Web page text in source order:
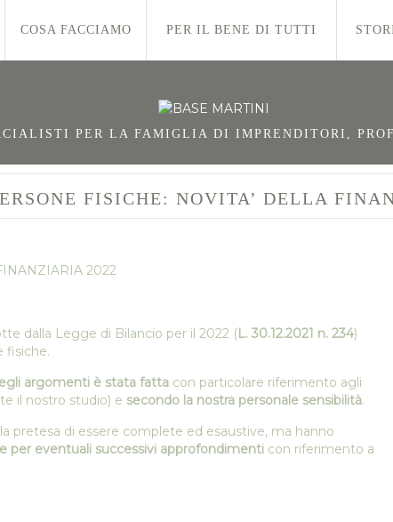
COSA FACCIAMO PER IL BENE DI TUTTI
PER LA FAMIGLIA DI IMPRENDITORI,
FISICHE: NOVITA’ DELLA
dalla Legge di Bilancio per il 2022 (L. 30.12.2021 n. 234)
fisiche.
argomenti è stata fatta con particolare riferimento agli
il nostro studio) e secondo la nostra personale sensibilità.
pretesa di essere complete ed esaustive, ma hanno
per eventuali successivi approfondimenti con riferimento a